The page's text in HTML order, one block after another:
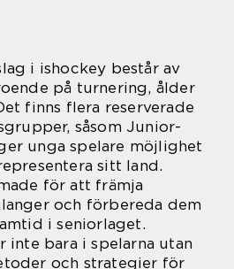
i ishockey består av
på turnering, ålder
finns flera reserverade
såsom Junior-
unga spelare möjlighet
sitt land.
för att främja
och förbereda dem
i seniorlaget.
inte bara i spelarna utan
och strategier för